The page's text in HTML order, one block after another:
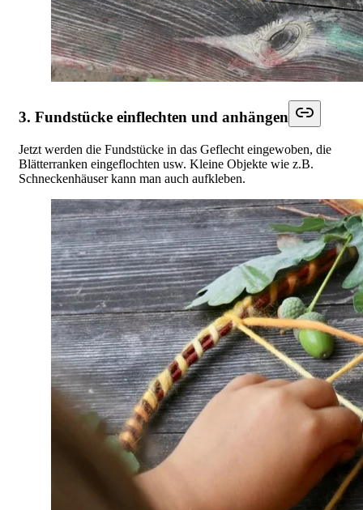
3. Fundstücke einflechten und anhängen
Jetzt werden die Fundstücke in das Geflecht eingewoben, die
Blätterranken eingeflochten usw. Kleine Objekte wie z.B.
Schneckenhäuser kann man auch aufkleben.